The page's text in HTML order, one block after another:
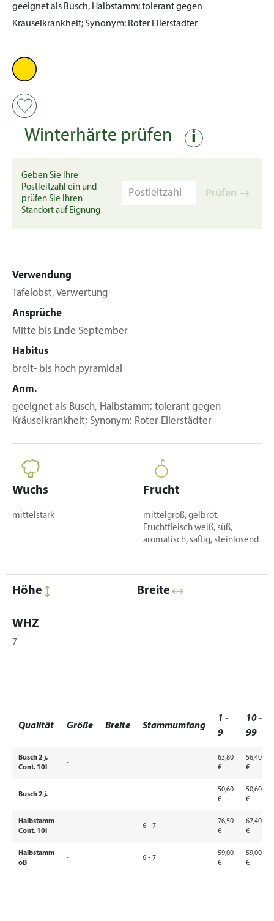
geeignet als Busch, Halbstamm; tolerant gegen
Kräuselkrankheit; Synonym: Roter Ellerstädter
Winterhärte prüfen i
Geben Sie Ihre
Postleitzahl ein und
prüfen Sie Ihren
Standort auf Eignung
Prüfen
Verwendung
Tafelobst, Verwertung
Ansprüche
Mitte bis Ende September
Habitus
breit- bis hoch pyramidal
Anm.
geeignet als Busch, Halbstamm; tolerant gegen
Kräuselkrankheit; Synonym: Roter Ellerstädter
Wuchs
mittelstark
Frucht
mittelgroß, gelbrot,
Fruchtfleisch weiß, süß,
aromatisch, saftig, steinlösend
Höhe Breite
WHZ
7
Qualität Größe Breite Stammumfang
1 -
9
10 -
99
Busch 2 j.
Cont. 10l
-
63,80
€
56,40
€
Busch 2 j. -
50,60
€
50,60
€
Halbstamm
Cont. 10l
- 6 - 7
76,50
€
67,40
€
Halbstamm
oB
- 6 - 7
59,00
€
59,00
€